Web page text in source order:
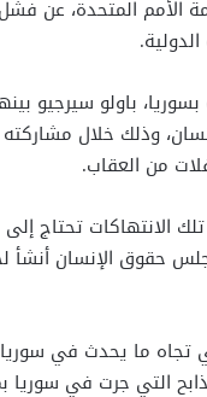
الأمم المتحدة، عن
باولو سيرجيو
وذلك خلال
من العقاب.
الانتهاكات تحتاج
حقوق الإنسان أنشأ
تجاه ما يحدث في
التي جرت في سوريا